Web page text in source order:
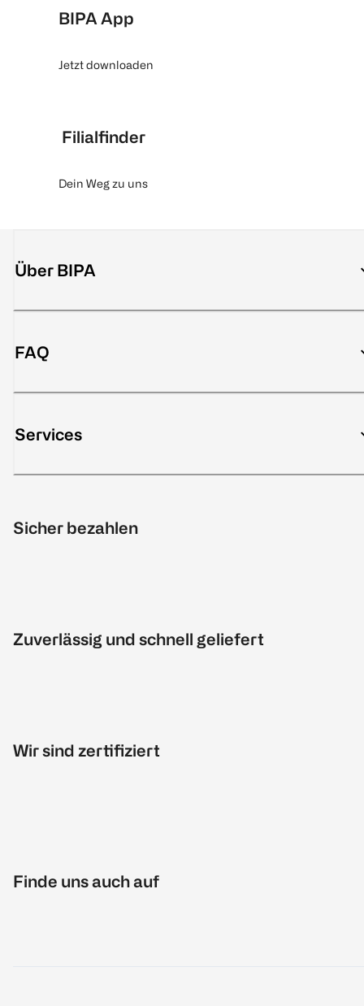
BIPA App
Jetzt downloaden
Filialfinder
Dein Weg zu uns
Über BIPA
FAQ
Services
Sicher bezahlen
Zuverlässig und schnell geliefert
Wir sind zertifiziert
Finde uns auch auf